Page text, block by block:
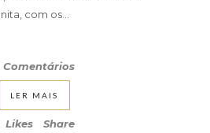
com os...
Comentários
LER MAIS
Likes Share